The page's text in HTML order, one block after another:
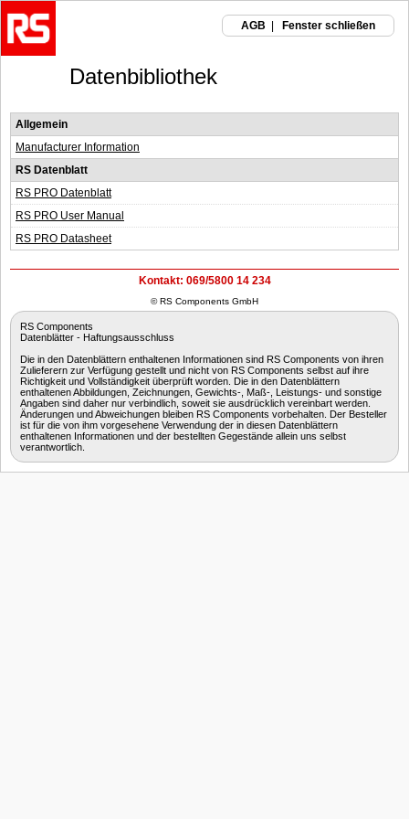
AGB Fenster schließen
Datenbibliothek
Allgemein
Manufacturer Information
RS Datenblatt
RS PRO Datenblatt
RS PRO User Manual
RS PRO Datasheet
Kontakt: 069/5800 14 234
© RS Components GmbH
RS Components
Datenblätter - Haftungsausschluss
Die in den Datenblättern enthaltenen Informationen sind RS Components von ihren
Zulieferern zur Verfügung gestellt und nicht von RS Components selbst auf ihre
Richtigkeit und Vollständigkeit überprüft worden. Die in den Datenblättern
enthaltenen Abbildungen, Zeichnungen, Gewichts-, Maß-, Leistungs- und sonstige
Angaben sind daher nur verbindlich, soweit sie ausdrücklich vereinbart werden.
Änderungen und Abweichungen bleiben RS Components vorbehalten. Der Besteller
ist für die von ihm vorgesehene Verwendung der in diesen Datenblättern
enthaltenen Informationen und der bestellten Gegestände allein uns selbst
verantwortlich.